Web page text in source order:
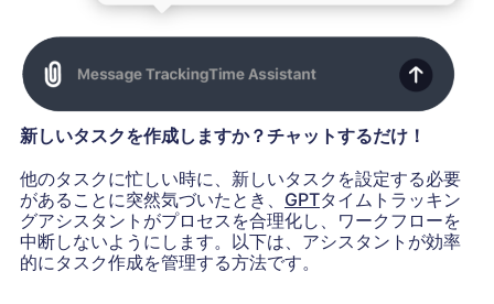
新しいタスクを作成しますか？チャットするだけ！
他のタスクに忙しい時に、新しいタスクを設定する必要
があることに突然気づいたとき、 GPTタイムトラッキン
グアシスタントがプロセスを合理化し、ワークフローを
中断しないようにします。以下は、アシスタントが効率
的にタスク作成を管理する方法です。